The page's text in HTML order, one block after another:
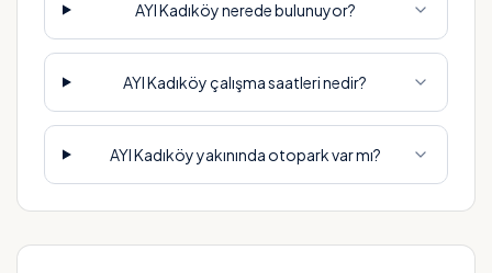
AYI Kadıköy nerede bulunuyor?
AYI Kadıköy çalışma saatleri nedir?
AYI Kadıköy yakınında otopark var mı?